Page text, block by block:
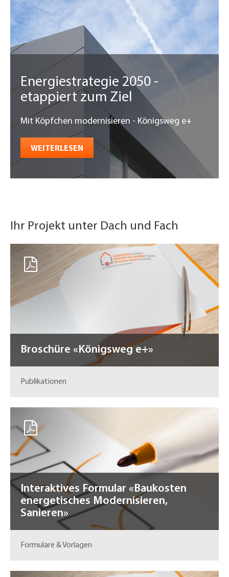
Energiestrategie 2050 -
etappiert zum Ziel
Mit Köpfchen modernisieren - Königsweg e+
WEITERLESEN
Ihr Projekt unter Dach und Fach
Broschüre «Königsweg e+»
Publikationen
Interaktives Formular «Baukosten
energetisches Modernisieren,
Sanieren»
Formulare & Vorlagen